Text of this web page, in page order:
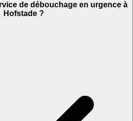
de débouchage en urgence à
Hofstade ?